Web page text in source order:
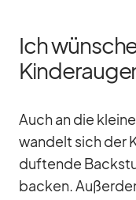
Ich
Auch an die
wan­delt sich der
duf­tende
ba­cken.